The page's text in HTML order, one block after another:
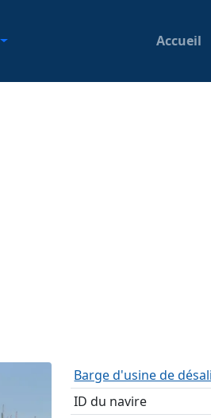
Accueil
Barge d'usine de
ID du navire